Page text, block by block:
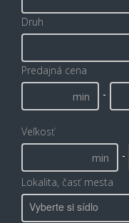
Druh
Predajná cena
-
Veľkosť
-
Lokalita, časť mesta
Vyberte si sídlo